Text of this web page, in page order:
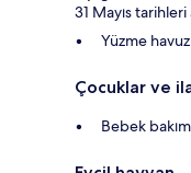
31 Mayıs tarihleri
Yüzme
Çocuklar ve
Bebek